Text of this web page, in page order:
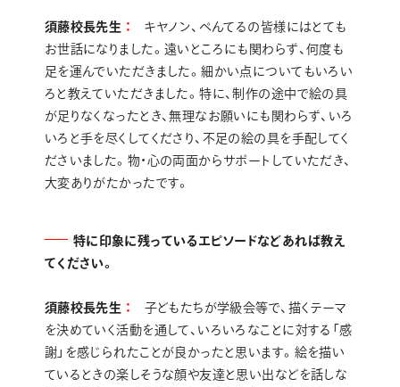
須藤校長先生
キヤノン、ぺんてるの皆様にはとても
お世話になりました。遠いところにも関わらず、何度も
足を運んでいただきました。細かい点についてもいろい
ろと教えていただきました。特に、制作の途中で絵の具
が足りなくなったとき、無理なお願いにも関わらず、いろ
いろと手を尽くしてくださり、不足の絵の具を手配してく
ださいました。物・心の両面からサポートしていただき、
大変ありがたかったです。
特に印象に残っているエピソードなどあれば教え
てください。
須藤校長先生
子どもたちが学級会等で、描くテーマ
を決めていく活動を通して、いろいろなことに対する「感
謝」を感じられたことが良かったと思います。絵を描い
ているときの楽しそうな顔や友達と思い出などを話しな